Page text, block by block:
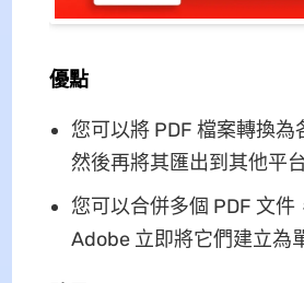
優點
您可以將 PDF 檔案轉換為
然後再將其匯出到其他平
您可以合併多個 PDF 文件
Adob​​e 立即將它們建立為